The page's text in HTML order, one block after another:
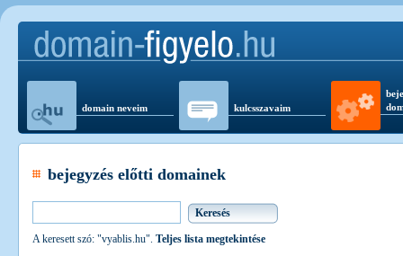
domain neveim kulcsszavaim
bejegyzés előtti domainek
A keresett szó: "vyablis.hu". Teljes lista megtekintése